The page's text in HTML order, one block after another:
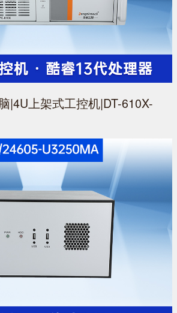
|4U上架式工控机|DT-610X-